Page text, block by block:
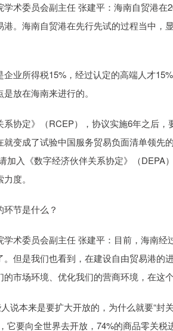
术委员会副主任 张建平：海南自贸港
。海南自贸港在先行先试的过程当中，
业所得税15%，经过认定的高端人才
放在海南来进行的。
协定》（RCEP），协议实施6年之后
变成了试验中国服务贸易负面清单领先
加入《数字经济伙伴关系协定》（DEPA
度。
节是什么？
术委员会副主任 张建平：目前，海南
但是我们也看到，在建设自由贸易港的
市场环境、优化我们的营商环境，在这个
说本来是要扩大开放的，为什么就要“封
它要向全世界去开放，74%的商品零关